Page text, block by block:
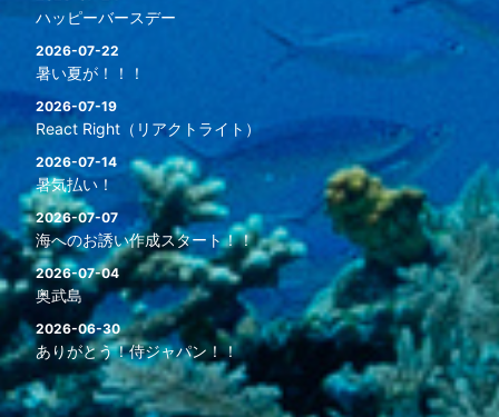
ハッピーバースデー
2026-07-22
暑い夏が！！！
2026-07-19
React Right（リアクトライト）
2026-07-14
暑気払い！
2026-07-07
海へのお誘い作成スタート！！
2026-07-04
奥武島
2026-06-30
ありがとう！侍ジャパン！！